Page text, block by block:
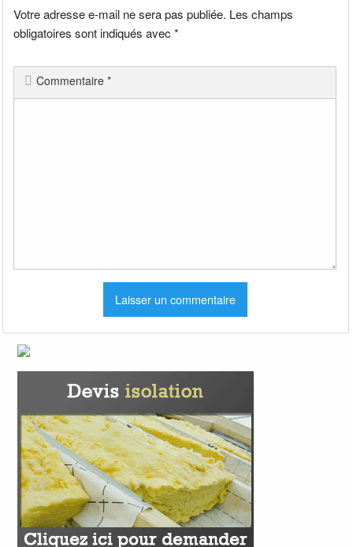
Votre adresse e-mail ne sera pas publiée. Les champs
obligatoires sont indiqués avec*
Commentaire*